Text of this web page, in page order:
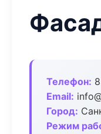
Телефон:
Email:
Город:
Режим